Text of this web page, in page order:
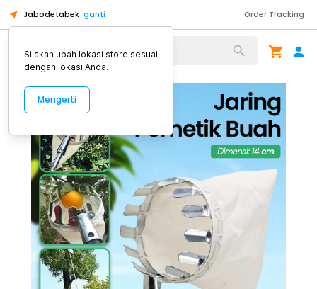
Jabodetabek ganti Order Tracking
Alat Kopi
Silakan ubah lokasi store sesuai
dengan lokasi Anda.
Mengerti